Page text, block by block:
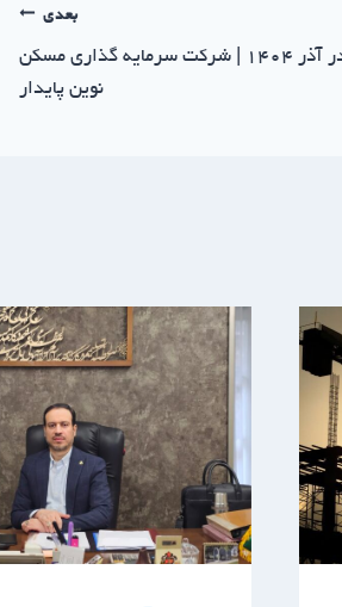
بعدی
پروژه ساختمانی در آذر 1404 | شرکت سرمایه گذاری مسکن
نوین پایدار